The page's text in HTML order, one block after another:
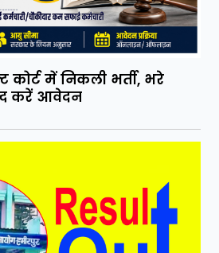
कोर्ट में निकली भर्ती, भरे
करें आवेदन